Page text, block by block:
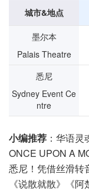
城市&地点
墨尔本
Palais Theatre
悉尼
Sydney Event Ce
ntre
小编推荐 ：华语
ONCE UPON A
悉尼！凭借丝滑转
《说散就散》《